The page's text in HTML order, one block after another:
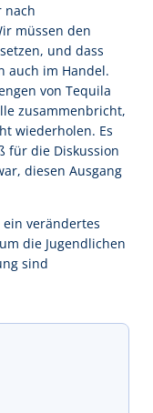
nach
müssen den
und dass
auch im Handel.
von Tequila
zusammenbricht,
wiederholen. Es
für die Diskussion
diesen Ausgang
verändertes
die Jugendlichen
sind